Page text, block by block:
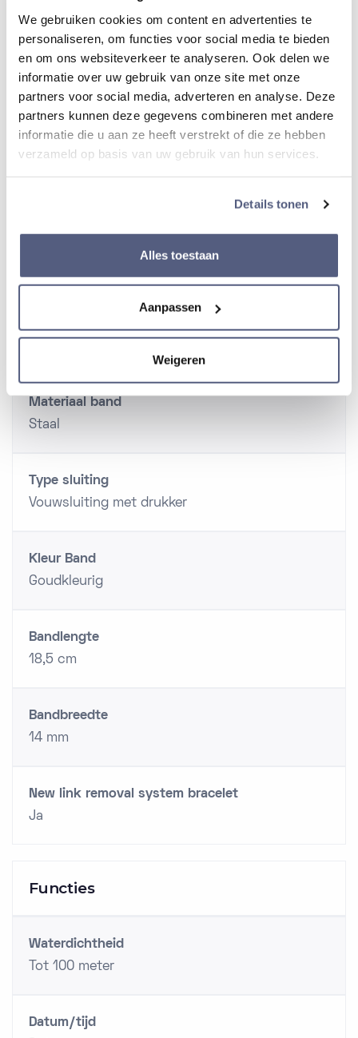
We gebruiken cookies om content en advertenties te
personaliseren, om functies voor social media te bieden
en om ons websiteverkeer te analyseren. Ook delen we
informatie over uw gebruik van onze site met onze
partners voor social media, adverteren en analyse. Deze
partners kunnen deze gegevens combineren met andere
informatie die u aan ze heeft verstrekt of die ze hebben
verzameld op basis van uw gebruik van hun services.
Details tonen
Alles toestaan
Aanpassen
Weigeren
Lichtgevende wijzers
Ja
Materiaal Lunette
Staal /goudkleurig
Diameter kast
8,5 mm
Materiaal band
Staal
Type sluiting
Vouwsluiting met drukker
Kleur Band
Goudkleurig
Bandlengte
18,5 cm
Bandbreedte
14 mm
New link removal system bracelet
Ja
Functies
Waterdichtheid
Tot 100 meter
Datum/tijd